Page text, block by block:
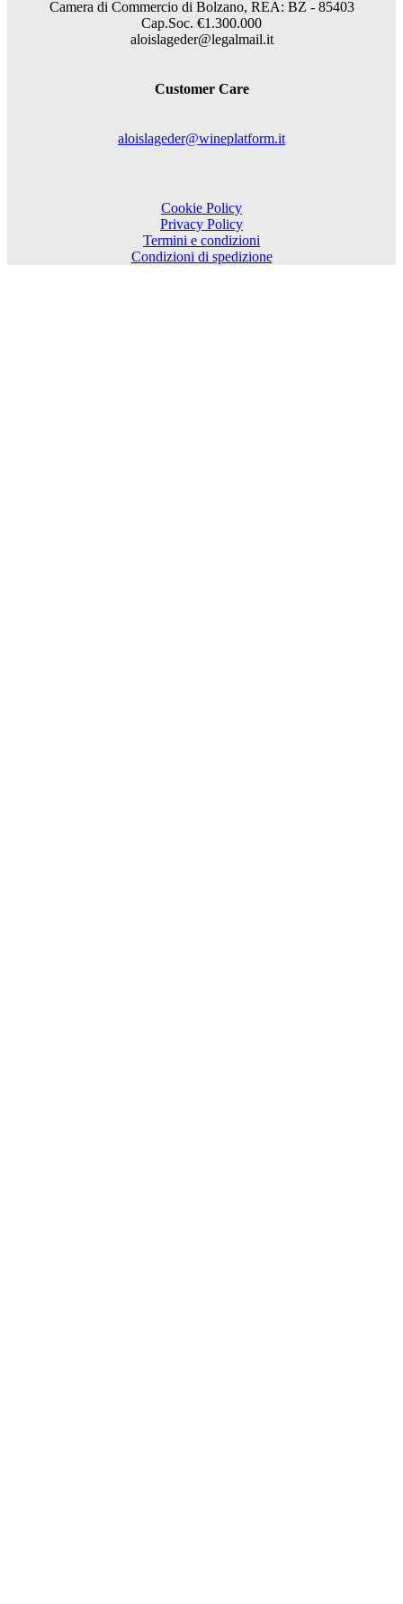
Camera di Commercio di Bolzano, REA: BZ - 85403
Cap.Soc. €1.300.000
aloislageder@legalmail.it
Customer Care
aloislageder@wineplatform.it
Cookie Policy
Privacy Policy
Termini e condizioni
Condizioni di spedizione